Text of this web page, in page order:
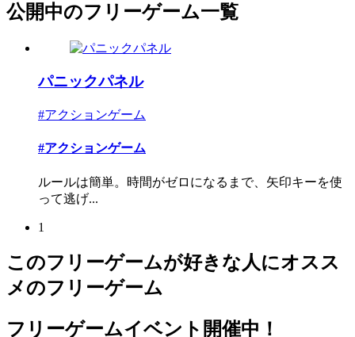
公開中のフリーゲーム一覧
パニックパネル
#アクションゲーム
#アクションゲーム
ルールは簡単。時間がゼロになるまで、矢印キーを使
って逃げ...
1
このフリーゲームが好きな人にオスス
メのフリーゲーム
フリーゲームイベント開催中！